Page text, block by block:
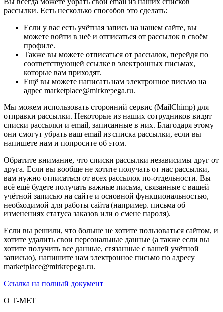
рассылки. Есть несколько способов это сделать:
Если у вас есть учётная запись на нашем сайте, вы
можете войти в неё и отписаться от рассылок в своём
профиле.
Также вы можете отписаться от рассылок, перейдя по
соответствующей ссылке в электронных письмах,
которые вам приходят.
Ещё вы можете написать нам электронное письмо на
адрес marketplace@mirkrepega.ru.
Мы можем использовать сторонний сервис (MailChimp) для
отправки рассылки. Некоторые из наших сотрудников видят
списки рассылки и email, записанные в них. Благодаря этому
они смогут убрать ваш email из списка рассылки, если вы
напишете нам и попросите об этом.
Обратите внимание, что списки рассылки независимы друг от
друга. Если вы вообще не хотите получать от нас рассылки,
вам нужно отписаться от всех рассылок по-отдельности. Вы
всё ещё будете получать важные письма, связанные с вашей
учётной записью на сайте и основной функциональностью,
необходимой для работы сайта (например, письма об
изменениях статуса заказов или о смене пароля).
Если вы решили, что больше не хотите пользоваться сайтом, и
хотите удалить свои персональные данные (а также если вы
хотите получить все данные, связанные с вашей учётной
записью), напишите нам электронное письмо по адресу
marketplace@mirkrepega.ru.
Ссылка на полный документ
О Т-МЕТ